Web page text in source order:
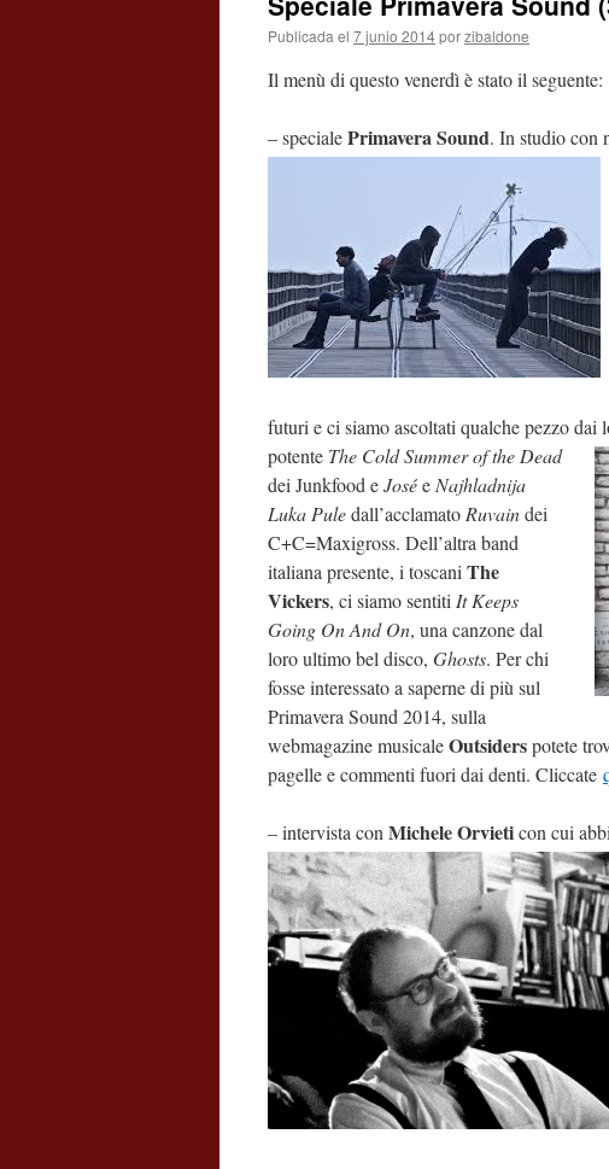
Publicada el 7 junio 2014porzibaldone
Il menù di questo venerdì è stato il seguente:
– specialePrimavera Sound. In studio con
futuri e ci siamo ascoltati qualche pezzo dai
potente The Cold Summer of the Dead
dei Junkfood eJosée Najhladnija
Luka Puledall’acclamato Ruvaindei
C+C=Maxigross. Dell’altra band
italiana presente, i toscani The
Vickers, ci siamo sentiti It Keeps
Going On And On, una canzone dal
loro ultimo bel disco, Ghosts. Per chi
fosse interessato a saperne di più sul
Primavera Sound 2014, sulla
webmagazine musicaleOutsiderspotete
pagelle e commenti fuori dai denti. Cliccate
– intervista con Michele Orvieticon cui